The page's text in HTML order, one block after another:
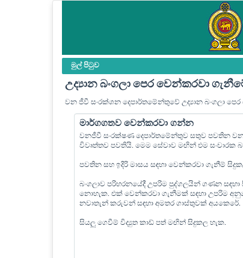
මුල් පි‍ටුව
උද්‍යාන බංගලා පෙර වෙන්කරවා
වන ජීවී සංරක්ශන දෙපාර්තමේන්තුවේ උද්‍යාන බංගලා
මාර්ගගතව වෙන්කරවා ගන්න
වනජීවී සංරක්ෂණ දෙපාර්තමේන්තුව සතුව පවතින
විවෘත්තව පවතියි. මෙම සේවාව මඟින් එම සංචාරක
පවතින සහ ඉදිරි මාසය සඳහා වෙන්කරවා ගැනීම්
බංගලාව පරිහරනයේදී උපරිම පුද්ගලයින් ගණන
නොහැක. එක් වෙන්කරවා ගැනීමක් සඳහා උපරිම
නවාතැන් කරුවන් සඳහා අමතර ගාස්තුවක් අයකෙරේ.
සියලු ගෙවීම් විද්‍යුත කාඩ් පත් මඟින් සිදුකල හැක.